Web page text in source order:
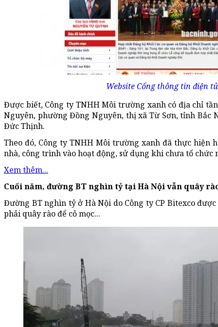
Website Cổng thông tin điện
Được biết, Công ty TNHH Môi trường xanh có địa chỉ
Nguyên, phường Đồng Nguyên, thị xã Từ Sơn, tỉnh Bắc
Đức Thịnh.
Theo đó, Công ty TNHH Môi trường xanh đã thực hiện
nhà, công trình vào hoạt động, sử dụng khi chưa tổ chức
Xem thêm...
Cuối năm, đường BT nghìn tỷ tại Hà Nội vẫn quây
Đường BT nghìn tỷ ở Hà Nội do Công ty CP Bitexco
phải quây rào để cỏ mọc...